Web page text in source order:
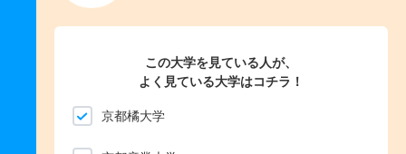
この大学を見ている人が、
よく見ている大学はコチラ！
京都橘大学